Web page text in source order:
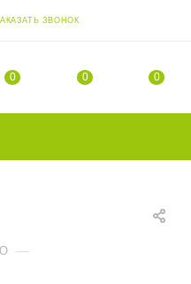
ЗВОНОК
0 0 0
—